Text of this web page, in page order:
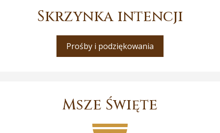
Skrzynka intencji
Prośby i podziękowania
Msze Święte